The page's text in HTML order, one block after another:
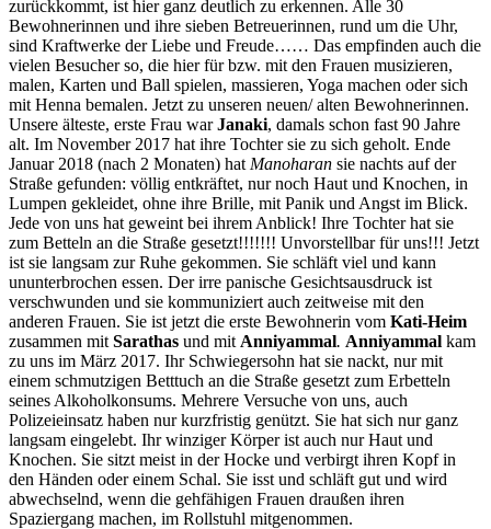
zurückkommt, ist hier ganz deutlich zu erkennen. Alle 30
Bewohnerinnen und ihre sieben Betreuerinnen, rund um die Uhr,
sind Kraftwerke der Liebe und Freude…… Das empfinden auch die
vielen Besucher so, die hier für bzw. mit den Frauen musizieren,
malen, Karten und Ball spielen, massieren, Yoga machen oder sich
mit Henna bemalen. Jetzt zu unseren neuen/ alten Bewohnerinnen.
Unsere älteste, erste Frau warJanaki, damals schon fast 90 Jahre
alt. Im November 2017 hat ihre Tochter sie zu sich geholt. Ende
Januar 2018 (nach 2 Monaten) hat Manoharan sie nachts auf der
Straße gefunden: völlig entkräftet, nur noch Haut und Knochen, in
Lumpen gekleidet, ohne ihre Brille, mit Panik und Angst im Blick.
Jede von uns hat geweint bei ihrem Anblick! Ihre Tochter hat sie
zum Betteln an die Straße gesetzt!!!!!!! Unvorstellbar für uns!!! Jetzt
ist sie langsam zur Ruhe gekommen. Sie schläft viel und kann
ununterbrochen essen. Der irre panische Gesichtsausdruck ist
verschwunden und sie kommuniziert auch zeitweise mit den
anderen Frauen. Sie ist jetzt die erste Bewohnerin vom Kati-Heim
zusammen mit Sarathas und mit Anniyammal. Anniyammal kam
zu uns im März 2017. Ihr Schwiegersohn hat sie nackt, nur mit
einem schmutzigen Betttuch an die Straße gesetzt zum Erbetteln
seines Alkoholkonsums. Mehrere Versuche von uns, auch
Polizeieinsatz haben nur kurzfristig genützt. Sie hat sich nur ganz
langsam eingelebt. Ihr winziger Körper ist auch nur Haut und
Knochen. Sie sitzt meist in der Hocke und verbirgt ihren Kopf in
den Händen oder einem Schal. Sie isst und schläft gut und wird
abwechselnd, wenn die gehfähigen Frauen draußen ihren
Spaziergang machen, im Rollstuhl mitgenommen.